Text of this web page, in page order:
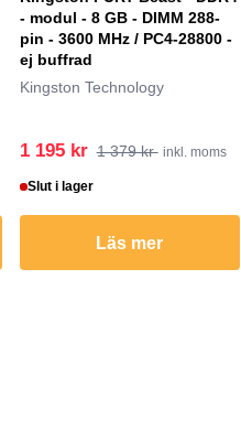
- modul - 8 GB - DIMM 288-
pin - 3600 MHz / PC4-28800 -
ej buffrad
Kingston Technology
1 195 kr 1 379 kr inkl. moms
Slut i lager
Läs mer